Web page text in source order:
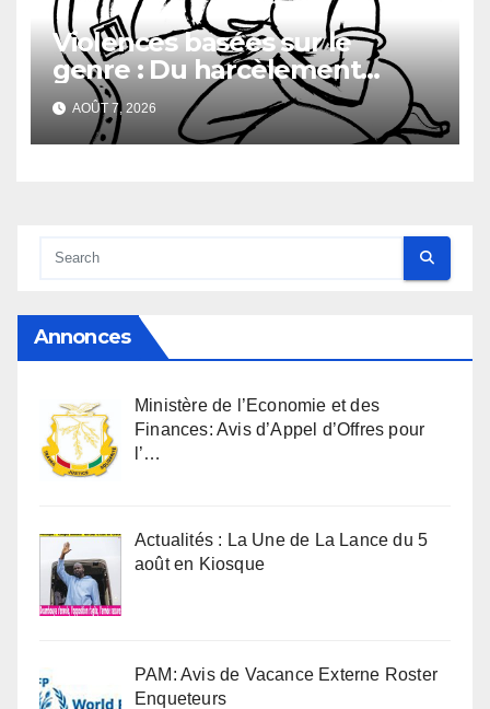
Violences basées sur le
genre : Du harcèlement
sexuel
AOÛT 7, 2026
Annonces
Ministère de l’Economie et des
Finances: Avis d’Appel d’Offres pour
l’…
Actualités : La Une de La Lance du 5
août en Kiosque
PAM: Avis de Vacance Externe Roster
Enqueteurs